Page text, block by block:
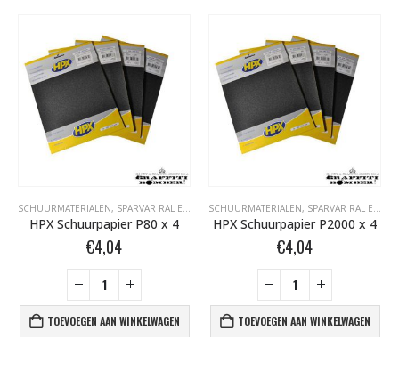
SCHUURMATERIALEN, SPARVAR RAL EN SPECIALE SPRAY
HPX Schuurpapier P80 x 4
€4,04
TOEVOEGEN AAN WINKELWAGEN
SCHUURMATERIALEN, SPARVAR RAL EN SPECIALE SPRAY
HPX Schuurpapier P2000 x 4
€4,04
TOEVOEGEN AAN WINKELWAGEN